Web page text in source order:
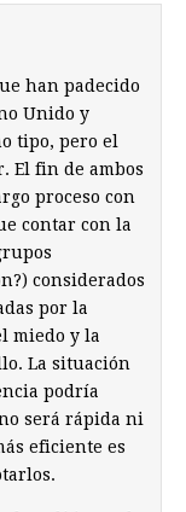
han padecido
Unido y
tipo, pero el
El fin de ambos
proceso con
contar con la
considerados
por la
miedo y la
La situación
podría
será rápida ni
eficiente es